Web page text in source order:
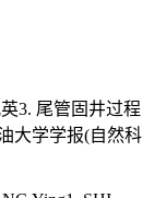
3. 尾管固井过程
大学学报(自然科